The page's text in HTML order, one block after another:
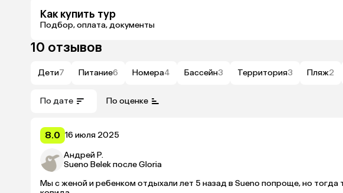
Как купить тур
Подбор, оплата, документы
10 отзывов
Дети7 Питание6 Номера4 Бассейн3 Территория3 Пляж2
По дате По оценке
8.0 16 июля 2025
Андрей Р.
Sueno Belek после Gloria
Мы с женой и ребенком отдыхали лет 5 назад в Sueno попроще, но